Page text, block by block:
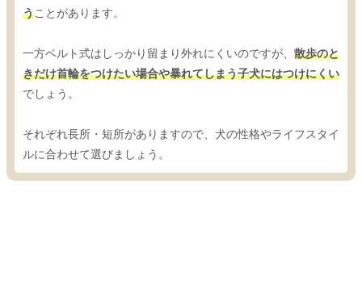
うことがあります。
一方ベルト式はしっかり留まり外れにくいのですが、 散歩のと
きだけ首輪をつけたい場合や暴れてしまう子犬にはつけにくい
でしょう。
それぞれ長所・短所がありますので、犬の性格やライフスタイ
ルに合わせて選びましょう。